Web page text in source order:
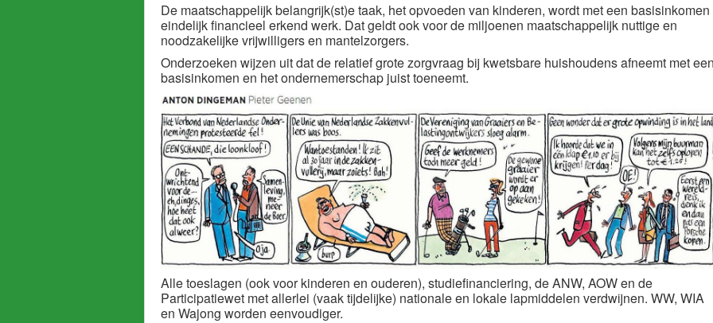
De maatschappelijk belangrijk(st)e taak, het opvoeden van kinderen, wordt met een basisinkomen
eindelijk financieel erkend werk. Dat geldt ook voor de miljoenen maatschappelijk nuttige en
noodzakelijke vrijwilligers en mantelzorgers.
Onderzoeken wijzen uit dat de relatief grote zorgvraag bij kwetsbare huishoudens afneemt met
basisinkomen en het ondernemerschap juist toeneemt.
Alle toeslagen (ook voor kinderen en ouderen), studiefinanciering, de ANW, AOW en de
Participatiewet met allerlei (vaak tijdelijke) nationale en lokale lapmiddelen verdwijnen. WW, WIA
en Wajong worden eenvoudiger.